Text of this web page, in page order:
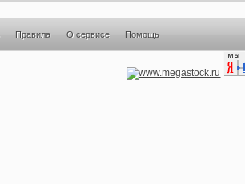
Правила О сервисе Помощь